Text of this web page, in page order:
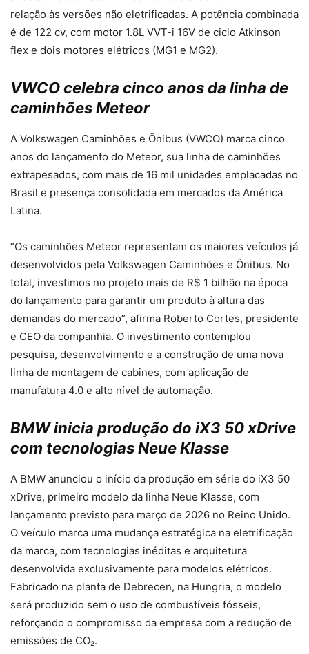
relação às versões não eletrificadas. A potência combinada
é de 122 cv, com motor 1.8L VVT-i 16V de ciclo Atkinson
flex e dois motores elétricos (MG1 e MG2).
VWCO celebra cinco anos da linha de
caminhões Meteor
A Volkswagen Caminhões e Ônibus (VWCO) marca cinco
anos do lançamento do Meteor, sua linha de caminhões
extrapesados, com mais de 16 mil unidades emplacadas no
Brasil e presença consolidada em mercados da América
Latina.
“Os caminhões Meteor representam os maiores veículos já
desenvolvidos pela Volkswagen Caminhões e Ônibus. No
total, investimos no projeto mais de R$ 1 bilhão na época
do lançamento para garantir um produto à altura das
demandas do mercado”, afirma Roberto Cortes, presidente
e CEO da companhia. O investimento contemplou
pesquisa, desenvolvimento e a construção de uma nova
linha de montagem de cabines, com aplicação de
manufatura 4.0 e alto nível de automação.
BMW inicia produção do iX3 50 xDrive
com tecnologias Neue Klasse
A BMW anunciou o início da produção em série do iX3 50
xDrive, primeiro modelo da linha Neue Klasse, com
lançamento previsto para março de 2026 no Reino Unido.
O veículo marca uma mudança estratégica na eletrificação
da marca, com tecnologias inéditas e arquitetura
desenvolvida exclusivamente para modelos elétricos.
Fabricado na planta de Debrecen, na Hungria, o modelo
será produzido sem o uso de combustíveis fósseis,
reforçando o compromisso da empresa com a redução de
emissões de CO₂.